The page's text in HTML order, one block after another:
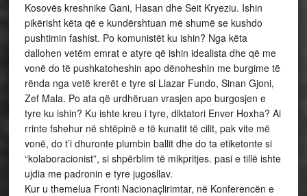
Kosovës kreshnike Gani, Hasan dhe Seit Kryeziu. Ishin
pikërisht këta që e kundërshtuan më shumë se kushdo
pushtimin fashist. Po komunistët ku ishin? Nga këta
dallohen vetëm emrat e atyre që ishin idealista dhe që me
vonë do të pushkatoheshin apo dënoheshin me burgime të
rënda nga vetë krerët e tyre si Llazar Fundo, Sinan Gjoni,
Zef Mala. Po ata që urdhëruan vrasjen apo burgosjen e
tyre ku ishin? Ku ishte kreu i tyre, diktatori Enver Hoxha? Ai
rrinte fshehur në shtëpinë e të kunatit të cilit, pak vite më
vonë, do t’i dhuronte plumbin ballit dhe do ta etiketonte si
“kolaboracionist”, si shpërblim të mikpritjes. pasi e tillë ishte
ujdia me padronin e tyre jugosllav.
Kur u themelua Fronti Nacionaçlirimtar, në Konferencën e